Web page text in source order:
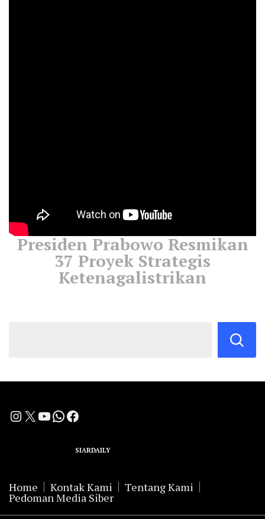
Presiden Prabowo Resmikan
37 Proyek Strategis
Ketenagalistrikan
Instagram
X YouTube
WhatsApp
Facebook
SIARDAILY
Home Kontak Kami Tentang Kami
Pedoman Media Siber